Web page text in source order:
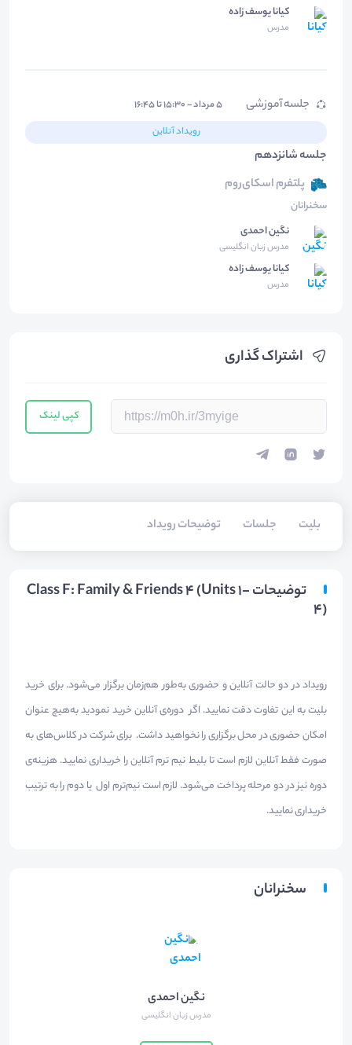
اشتراک گذاری
کپی لینک
بلیت‌ جلسات توضیحات رویداد
کیانا یوسف زاده
مدرس
جلسه آموزشی
۵ مرداد - ۱۵:۳۰ تا ۱۶:۴۵
رویداد آنلاین
جلسه شانزدهم
پلتفرم اسکای‌روم
سخنرانان
نگین احمدی
مدرس زبان انگلیسی
کیانا یوسف زاده
مدرس
توضیحات Class F: Family & Friends 4 (Units 1-
4)
رویداد در دو حالت آنلاین و حضوری به‌طور هم‌زمان برگزار می‌شود. برای خرید
بلیت به این تفاوت دقت نمایید. اگر دوره‌ی آنلاین خرید نمودید به‌هیچ عنوان
امکان حضوری در محل برگزاری را نخواهید داشت. برای شرکت در کلاس‌های به
صورت فقط آنلاین لازم است تا بلیط نیم ترم آنلاین را خریداری نمایید. هزینه‌ی
دوره نیز در دو مرحله پرداخت می‌شود. لازم است نیم‌ترم اول یا دوم را به ترتیب
خریداری نمایید.
سخنرانان
نگین احمدی
مدرس زبان انگلیسی